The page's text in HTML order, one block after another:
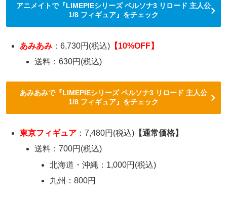
アニメイトで『LIMEPIEシリーズ ペルソナ3 リロード 主人公
1/8 フィギュア』をチェック
あみあみ ：6,730円(税込) 【10%OFF】
送料：630円(税込)
あみあみで『LIMEPIEシリーズ ペルソナ3 リロード 主人公
1/8 フィギュア』をチェック
東京フィギュア ：7,480円(税込) 【通常価格】
送料：700円(税込)
北海道・沖縄：1,000円(税込)
九州：800円